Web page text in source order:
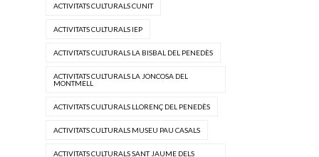
ACTIVITATS CULTURALS CUNIT
ACTIVITATS CULTURALS IEP
ACTIVITATS CULTURALS LA BISBAL DEL PENEDÈS
ACTIVITATS CULTURALS LA JONCOSA DEL
MONTMELL
ACTIVITATS CULTURALS LLORENÇ DEL PENEDÈS
ACTIVITATS CULTURALS MUSEU PAU CASALS
ACTIVITATS CULTURALS SANT JAUME DELS